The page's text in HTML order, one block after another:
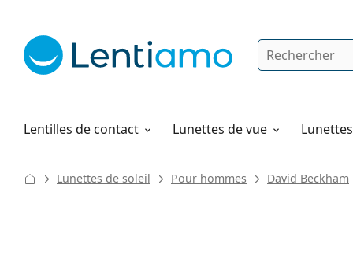
Rechercher
Lentilles de contact
Solutions Lunettes de vue
Comment commander
Lunettes de soleil Pour hommes David Beckham